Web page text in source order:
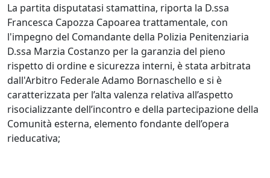
La partita disputatasi stamattina, riporta la D.ssa
Francesca Capozza Capoarea trattamentale, con
l'impegno del Comandante della Polizia Penitenziaria
D.ssa Marzia Costanzo per la garanzia del pieno
rispetto di ordine e sicurezza interni, è stata arbitrata
dall'Arbitro Federale Adamo Bornaschello e si è
caratterizzata per l’alta valenza relativa all’aspetto
risocializzante dell’incontro e della partecipazione della
Comunità esterna, elemento fondante dell’opera
rieducativa;